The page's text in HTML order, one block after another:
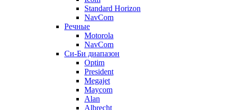
Standard Horizon
NavCom
Речные
Motorola
NavCom
Си-Би диапазон
Optim
President
Megajet
Maycom
Alan
Albrecht